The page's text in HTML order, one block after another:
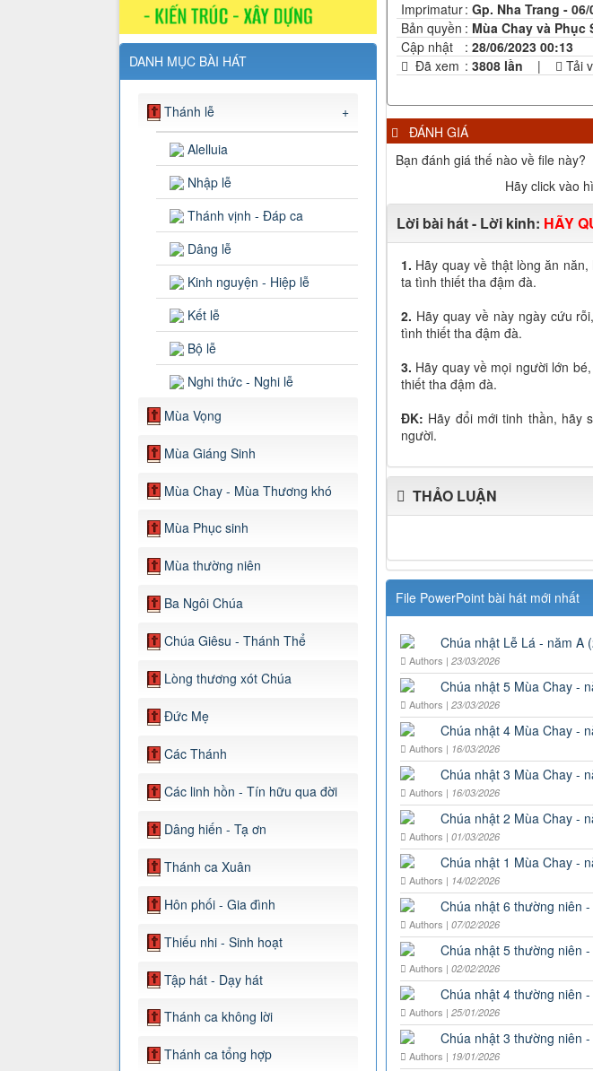
DANH MỤC BÀI HÁT
Thánh lễ +
Alelluia
Nhập lễ
Thánh vịnh - Đáp ca
Dâng lễ
Kinh nguyện - Hiệp lễ
Kết lễ
Bộ lễ
Nghi thức - Nghi lễ
Mùa Vọng
Mùa Giáng Sinh
Mùa Chay - Mùa Thương khó
Mùa Phục sinh
Mùa thường niên
Ba Ngôi Chúa
Chúa Giêsu - Thánh Thể
Lòng thương xót Chúa
Đức Mẹ
Các Thánh
Các linh hồn - Tín hữu qua đời
Dâng hiến - Tạ ơn
Thánh ca Xuân
Hôn phối - Gia đình
Thiếu nhi - Sinh hoạt
Tập hát - Dạy hát
Thánh ca không lời
Thánh ca tổng hợp
Imprimatur: Gp. Nha Trang - 06/
Bản quyền : Mùa Chay và Phục
Cập nhật
: 28/06/2023 00:13
Đã xem : 3808 lần | Tải
ĐÁNH GIÁ
Bạn đánh giá thế nào về file này?
Hãy click vào
Lời bài hát - Lời kinh: HÃY
1. Hãy quay về thật lòng ăn
ta tình thiết tha đậm đà.
2. Hãy quay về này ngày cứu
tình thiết tha đậm đà.
3. Hãy quay về mọi người lớn
thiết tha đậm đà.
ĐK: Hãy đổi mới tinh thần, hãy
người.
THẢO LUẬN
File PowerPoint bài hát mới nhất
Chúa nhật Lễ Lá - năm A
Authors | 23/03/2026
Chúa nhật 5 Mùa Chay -
Authors | 23/03/2026
Chúa nhật 4 Mùa Chay -
Authors | 16/03/2026
Chúa nhật 3 Mùa Chay -
Authors | 16/03/2026
Chúa nhật 2 Mùa Chay -
Authors | 01/03/2026
Chúa nhật 1 Mùa Chay -
Authors | 14/02/2026
Chúa nhật 6 thường niên
Authors | 07/02/2026
Chúa nhật 5 thường niên
Authors | 02/02/2026
Chúa nhật 4 thường niên
Authors | 25/01/2026
Chúa nhật 3 thường niên
Authors | 19/01/2026